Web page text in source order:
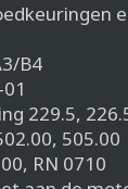
B4
229.5,
505.00
RN 0710